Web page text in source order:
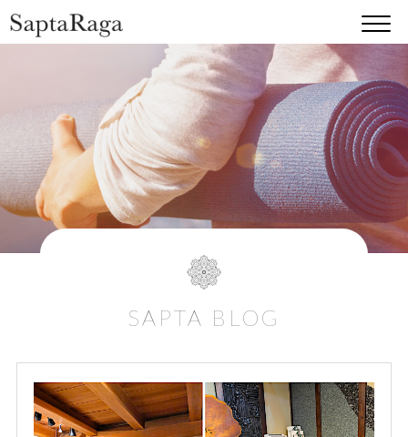
SAPTA BLOG